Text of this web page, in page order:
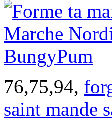
76,75,94,
saint mande